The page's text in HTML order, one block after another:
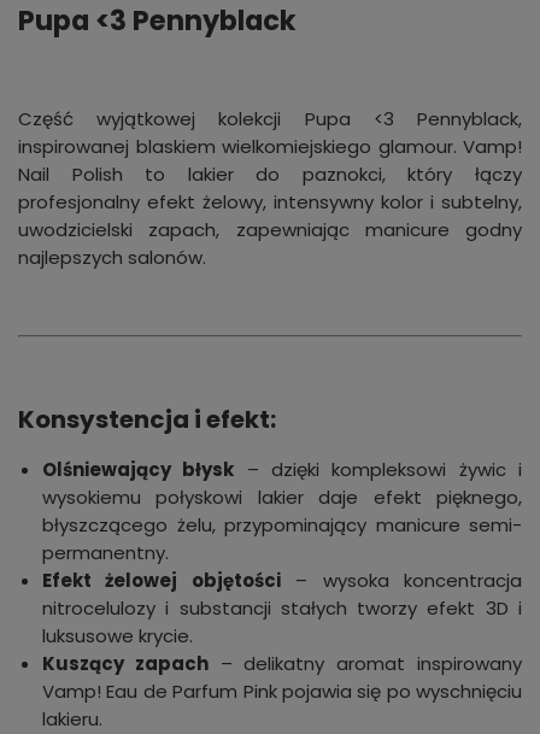
Pupa <3 Pennyblack
Część wyjątkowej kolekcji Pupa <3 Pennyblack,
inspirowanej blaskiem wielkomiejskiego glamour. Vamp!
Nail Polish to lakier do paznokci, który łączy
profesjonalny efekt żelowy, intensywny kolor i subtelny,
uwodzicielski zapach, zapewniając manicure godny
najlepszych salonów.
Konsystencja i efekt:
Olśniewający błysk – dzięki kompleksowi żywic i
wysokiemu połyskowi lakier daje efekt pięknego,
błyszczącego żelu, przypominający manicure semi-
permanentny.
Efekt żelowej objętości– wysoka koncentracja
nitrocelulozy i substancji stałych tworzy efekt 3D i
luksusowe krycie.
Kuszący zapach– delikatny aromat inspirowany
Vamp! Eau de Parfum Pink pojawia się po wyschnięciu
lakieru.